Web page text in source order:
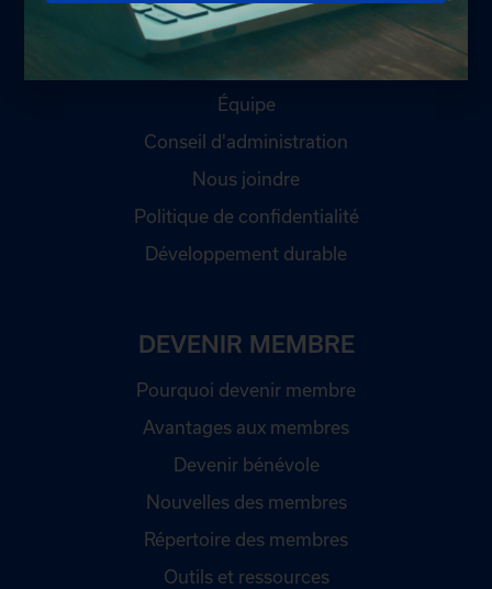
Qui sommes-nous ?
Équipe
Conseil d'administration
Nous joindre
Politique de confidentialité
Développement durable
DEVENIR MEMBRE
Pourquoi devenir membre
Avantages aux membres
Devenir bénévole
Nouvelles des membres
Répertoire des membres
Outils et ressources